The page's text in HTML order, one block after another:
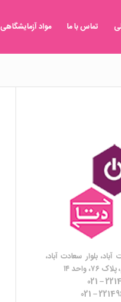
تماس با ما مواد آزمایشگاهی
بلوار سعادت آباد،